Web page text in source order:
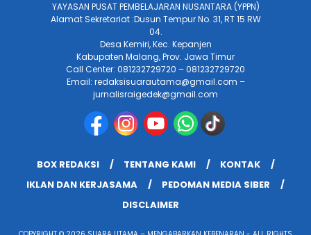
YAYASAN PUSAT PEMBELAJARAN NUSANTARA (YPPN)
Alamat Sekretariat :Dusun Tempur No. 31, RT 15 RW
04.
Desa Kemiri, Kec. Kepanjen
Kabupaten Malang, Prov. Jawa Timur
Call Center: 081232729720 – 081232729720
Email: redaksisuarautama@gmail.com –
jurnalisraigedek@gmail.com
BOX REDAKSI TENTANG KAMI
KONTAK
IKLAN DAN KERJASAMA
PEDOMAN MEDIA SIBER
DISCLAIMER